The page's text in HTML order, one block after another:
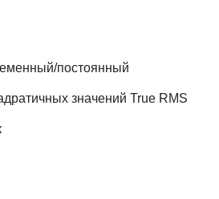
постоянный
значений True RMS